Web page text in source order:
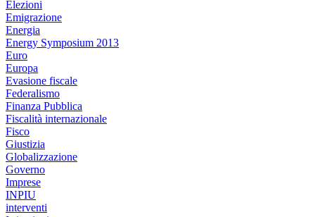
Elezioni
Emigrazione
Energia
Energy Symposium 2013
Euro
Europa
Evasione fiscale
Federalismo
Finanza Pubblica
Fiscalità internazionale
Fisco
Giustizia
Globalizzazione
Governo
Imprese
INPIU
interventi